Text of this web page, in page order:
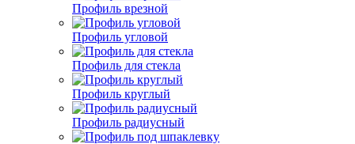
Профиль врезной
Профиль угловой
Профиль для стекла
Профиль круглый
Профиль радиусный